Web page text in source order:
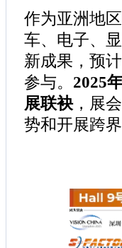
作为亚洲地
车、电子、
新成果，预
参与。 2025
展联袂，展
势和开展跨